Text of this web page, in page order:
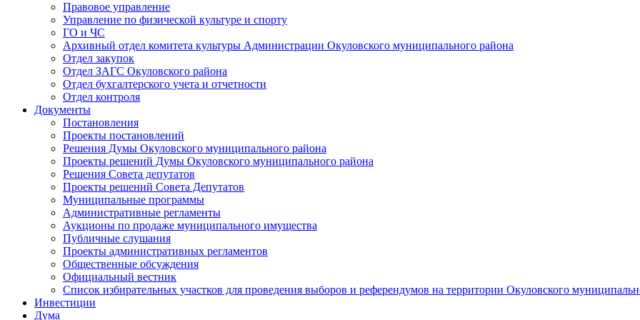
Правовое управление
Управление по физической культуре и спорту
ГО и ЧС
Архивный отдел комитета культуры Администрации Окуловского муниципального района
Отдел закупок
Отдел ЗАГС Окуловского района
Отдел бухгалтерского учета и отчетности
Отдел контроля
Документы
Постановления
Проекты постановлений
Решения Думы Окуловского муниципального района
Проекты решений Думы Окуловского муниципального района
Решения Совета депутатов
Проекты решений Совета Депутатов
Муниципальные программы
Административные регламенты
Аукционы по продаже муниципального имущества
Публичные слушания
Проекты административных регламентов
Общественные обсуждения
Официальный вестник
Список избирательных участков для проведения выборов и референдумов на территории Окуловского
Инвестиции
Дума